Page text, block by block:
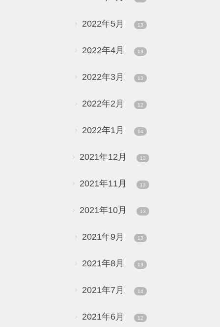
2022年5月 13
2022年4月 13
2022年3月 13
2022年2月 12
2022年1月 14
2021年12月 13
2021年11月 13
2021年10月 13
2021年9月 13
2021年8月 13
2021年7月 14
2021年6月 12